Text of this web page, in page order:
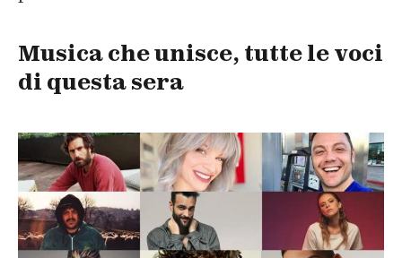
Musica che unisce, tutte le voci
di questa sera